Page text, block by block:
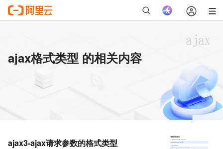
ajax格式类型 的相关内容
ajax3-ajax请求参数的格式类型